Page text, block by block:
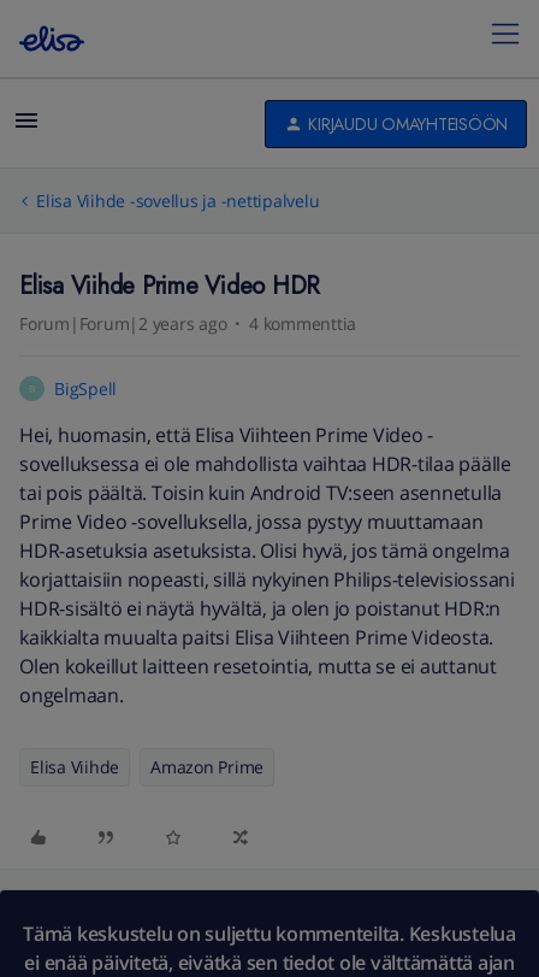
KIRJAUDU OMAYHTEISÖÖN
Elisa Viihde -sovellus ja -nettipalvelu
Elisa Viihde Prime Video HDR
Forum|Forum|2 years ago 4 kommenttia
B BigSpell
Hei, huomasin, että Elisa Viihteen Prime Video -
sovelluksessa ei ole mahdollista vaihtaa HDR-tilaa päälle
tai pois päältä. Toisin kuin Android TV:seen asennetulla
Prime Video -sovelluksella, jossa pystyy muuttamaan
HDR-asetuksia asetuksista. Olisi hyvä, jos tämä ongelma
korjattaisiin nopeasti, sillä nykyinen Philips-televisiossani
HDR-sisältö ei näytä hyvältä, ja olen jo poistanut HDR:n
kaikkialta muualta paitsi Elisa Viihteen Prime Videosta.
Olen kokeillut laitteen resetointia, mutta se ei auttanut
ongelmaan.
Elisa Viihde Amazon Prime
Tämä keskustelu on suljettu kommenteilta. Keskustelua
ei enää päivitetä, eivätkä sen tiedot ole välttämättä ajan